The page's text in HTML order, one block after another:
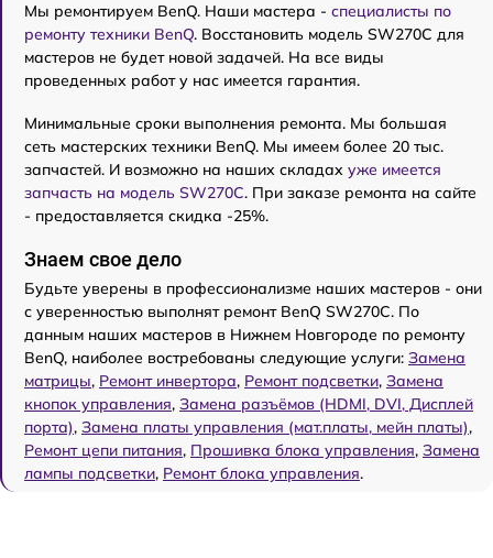
Мы ремонтируем BenQ. Наши мастера - специалисты по
ремонту техники BenQ. Восстановить модель SW270C для
мастеров не будет новой задачей. На все виды
проведенных работ у нас имеется гарантия.
Минимальные сроки выполнения ремонта. Мы большая
сеть мастерских техники BenQ. Мы имеем более 20 тыс.
запчастей. И возможно на наших складах уже имеется
запчасть на модель SW270C. При заказе ремонта на сайте
- предоставляется скидка -25%.
Знаем свое дело
Будьте уверены в профессионализме наших мастеров - они
с уверенностью выполнят ремонт BenQ SW270C. По
данным наших мастеров в Нижнем Новгороде по ремонту
BenQ, наиболее востребованы следующие услуги: Замена
матрицы, Ремонт инвертора, Ремонт подсветки, Замена
кнопок управления, Замена разъёмов (HDMI, DVI, Дисплей
порта), Замена платы управления (мат.платы, мейн платы),
Ремонт цепи питания, Прошивка блока управления, Замена
лампы подсветки, Ремонт блока управления.